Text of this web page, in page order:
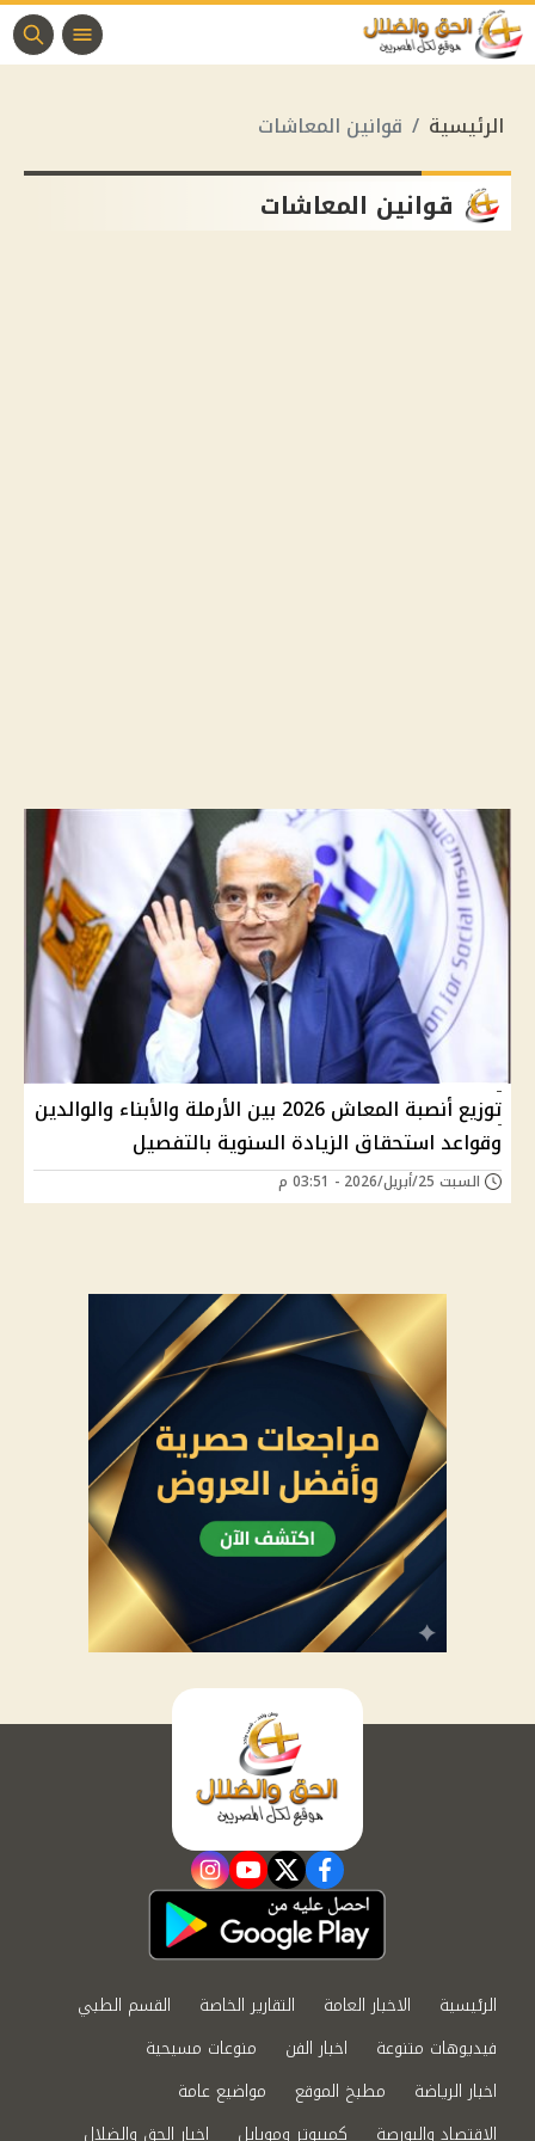
الرئيسية قوانين المعاشات
قوانين المعاشات
توزيع أنصبة المعاش 2026 بين الأرملة والأبناء والوالدين
وقواعد استحقاق الزيادة السنوية بالتفصيل
السبت 25/أبريل/2026 - 03:51 م
facebook
twitter
youtube
instagram
الرئيسية الاخبار العامة التقارير الخاصة
القسم الطبي
فيديوهات متنوعة
اخبار الفن
منوعات مسيحية
اخبار الرياضة
مطبخ الموقع
مواضيع عامة
الاقتصاد والبورصة
كمبيوتر وموبايل اخبار الحق والضلال